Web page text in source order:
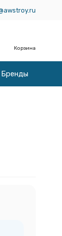
Корзина
Бренды